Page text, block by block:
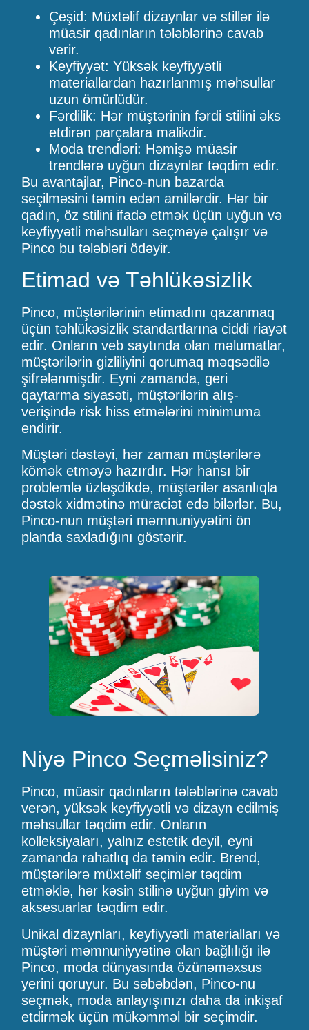
Çeşid: Müxtəlif dizaynlar və stillər ilə
müasir qadınların tələblərinə cavab
verir.
Keyfiyyət: Yüksək keyfiyyətli
materiallardan hazırlanmış məhsullar
uzun ömürlüdür.
Fərdilik: Hər müştərinin fərdi stilini əks
etdirən parçalara malikdir.
Moda trendləri: Həmişə müasir
trendlərə uyğun dizaynlar təqdim edir.
Bu avantajlar, Pinco-nun bazarda
seçilməsini təmin edən amillərdir. Hər bir
qadın, öz stilini ifadə etmək üçün uyğun və
keyfiyyətli məhsulları seçməyə çalışır və
Pinco bu tələbləri ödəyir.
Etimad və Təhlükəsizlik
Pinco, müştərilərinin etimadını qazanmaq
üçün təhlükəsizlik standartlarına ciddi riayət
edir. Onların veb saytında olan məlumatlar,
müştərilərin gizliliyini qorumaq məqsədilə
şifrələnmişdir. Eyni zamanda, geri
qaytarma siyasəti, müştərilərin alış-
verişində risk hiss etmələrini minimuma
endirir.
Müştəri dəstəyi, hər zaman müştərilərə
kömək etməyə hazırdır. Hər hansı bir
problemlə üzləşdikdə, müştərilər asanlıqla
dəstək xidmətinə müraciət edə bilərlər. Bu,
Pinco-nun müştəri məmnuniyyətini ön
planda saxladığını göstərir.
Niyə Pinco Seçməlisiniz?
Pinco, müasir qadınların tələblərinə cavab
verən, yüksək keyfiyyətli və dizayn edilmiş
məhsullar təqdim edir. Onların
kolleksiyaları, yalnız estetik deyil, eyni
zamanda rahatlıq da təmin edir. Brend,
müştərilərə müxtəlif seçimlər təqdim
etməklə, hər kəsin stilinə uyğun giyim və
aksesuarlar təqdim edir.
Unikal dizaynları, keyfiyyətli materialları və
müştəri məmnuniyyətinə olan bağlılığı ilə
Pinco, moda dünyasında özünəməxsus
yerini qoruyur. Bu səbəbdən, Pinco-nu
seçmək, moda anlayışınızı daha da inkişaf
etdirmək üçün mükəmməl bir seçimdir.